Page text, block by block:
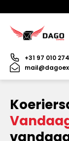
+31 97 010